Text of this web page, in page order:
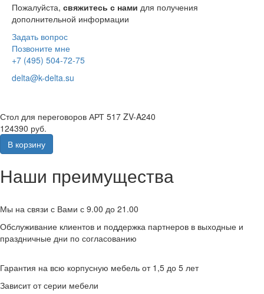
Пожалуйста, свяжитесь с нами для получения
дополнительной информации
Задать вопрос
Позвоните мне
+7 (495) 504-72-75
delta@k-delta.su
Стол для переговоров АРТ 517 ZV-A240
124390 руб.
В корзину
Наши преимущества
Мы на связи с Вами с 9.00 до 21.00
Обслуживание клиентов и поддержка партнеров в выходные и
праздничные дни по согласованию
Гарантия на всю корпусную мебель от 1,5 до 5 лет
Зависит от серии мебели